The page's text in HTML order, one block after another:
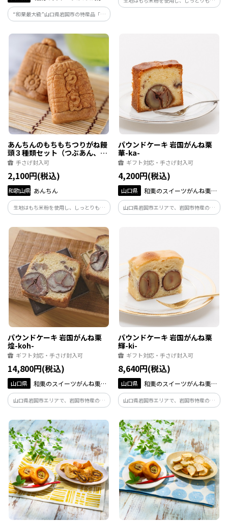
山口県
和栗のスイーツがんね栗の
里
んね栗」を贅沢に刻み、ふんわりと焼き
上げた生地で巻き上げました。
あんちんのもちもちつりがね饅
頭３種類セット（つぶあん、栗
あん、カスタード）
手さげ封入可
2,100円(税込)
和歌山県 あんちん
もちに仕上げ絶妙な食べ応え。あんは、
甘さ控えめなあん。3種類のあんをお楽し
みください。
パウンドケーキ 岩国がんね栗
華-ka-
ギフト対応・手さげ封入可
4,200円(税込)
山口県
和栗のスイーツがんね栗の
里
賞味頂けるどこか昔懐かしい風味の、親
しみやすいお味
パウンドケーキ 岩国がんね栗
煌-koh-
ギフト対応・手さげ封入可
14,800円(税込)
山口県
和栗のスイーツがんね栗の
里
少品種「岸根栗」の生産・加工を手掛け
る(株)がんね栗の里が作った栗は、和栗最
大級で深い甘味を誇る。 煌は、びっしり
敷き詰めた渋皮煮と和三盆やラム酒の上
品な風味が特徴
パウンドケーキ 岩国がんね栗
輝-ki-
ギフト対応・手さげ封入可
8,640円(税込)
山口県
和栗のスイーツがんね栗の
里
少品種「岸根栗」の生産・加工を手掛け
る(株)がんね栗の里が作った栗は、和栗最
大級で深い甘味を誇る。 輝は、生地にも
がんね栗ペーストを練りむ、栗好きには
たまらない逸品